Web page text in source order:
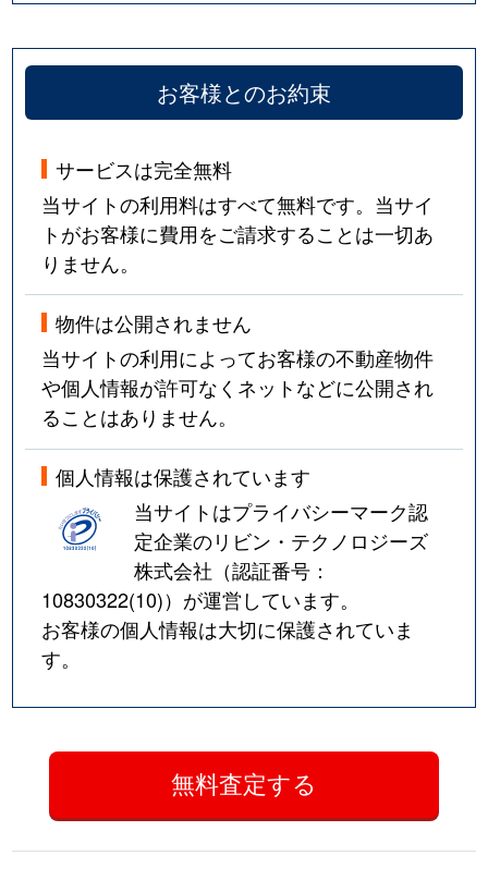
お客様とのお約束
サービスは完全無料
当サイトの利用料はすべて無料です。当サイ
トがお客様に費用をご請求することは一切あ
りません。
物件は公開されません
当サイトの利用によってお客様の不動産物件
や個人情報が許可なくネットなどに公開され
ることはありません。
個人情報は保護されています
当サイトはプライバシーマーク認
定企業のリビン・テクノロジーズ
株式会社（認証番号：
10830322(10)）が運営しています。
お客様の個人情報は大切に保護されていま
す。